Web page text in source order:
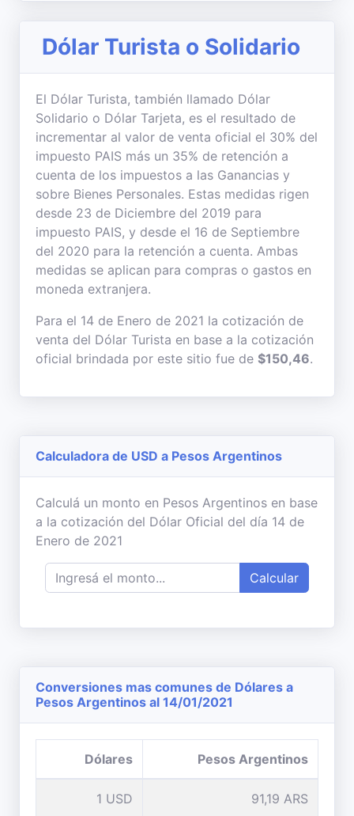
Dólar Turista o Solidario
El Dólar Turista, también llamado Dólar
Solidario o Dólar Tarjeta, es el resultado de
incrementar al valor de venta oficial el 30% del
impuesto PAIS más un 35% de retención a
cuenta de los impuestos a las Ganancias y
sobre Bienes Personales. Estas medidas rigen
desde 23 de Diciembre del 2019 para
impuesto PAIS, y desde el 16 de Septiembre
del 2020 para la retención a cuenta. Ambas
medidas se aplican para compras o gastos en
moneda extranjera.
Para el 14 de Enero de 2021 la cotización de
venta del Dólar Turista en base a la cotización
oficial brindada por este sitio fue de $150,46.
Calculadora de USD a Pesos Argentinos
Calculá un monto en Pesos Argentinos en base
a la cotización del Dólar Oficial del día 14 de
Enero de 2021
Calcular
Conversiones mas comunes de Dólares a
Pesos Argentinos al 14/01/2021
Dólares Pesos Argentinos
1 USD 91,19 ARS